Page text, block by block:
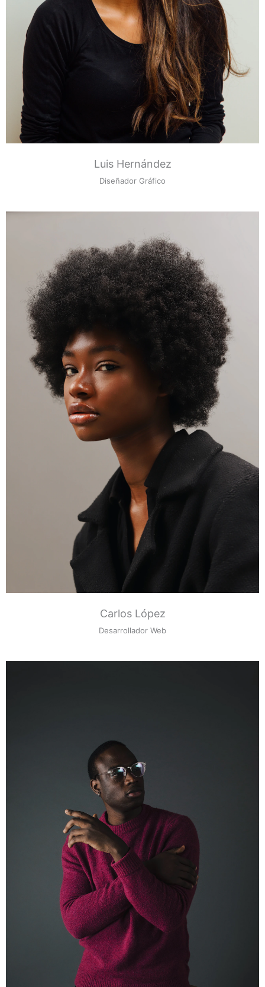
Luis Hernández
Diseñador Gráfico
Carlos López
Desarrollador Web